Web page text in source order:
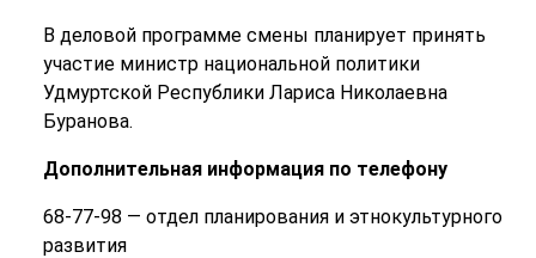
В деловой программе смены планирует принять
участие министр национальной политики
Удмуртской Республики Лариса Николаевна
Буранова.
Дополнительная информация по телефону
68-77-98 — отдел планирования и этнокультурного
развития